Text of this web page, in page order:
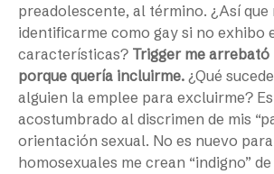
preadolescente, al término. ¿Así que
identificarme como gay si no exhibo
características? Trigger me arrebató
porque quería incluirme. ¿Qué
alguien la emplee para excluirme?
acostumbrado al discrimen de mis
orientación sexual. No es nuevo
homosexuales me crean “indigno”